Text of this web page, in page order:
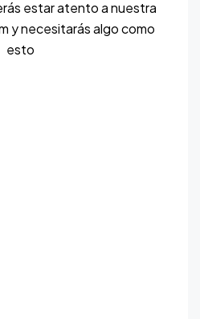
estar atento a nuestra
y necesitarás algo como
esto